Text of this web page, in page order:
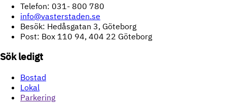
Telefon: 031- 800 780
info@vasterstaden.se
Besök: Hedåsgatan 3, Göteborg
Post: Box 110 94, 404 22 Göteborg
Sök ledigt
Bostad
Lokal
Parkering